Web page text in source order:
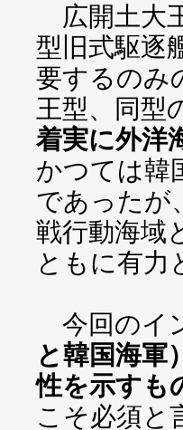
広開土大
型旧式駆逐
要するのみ
王型、同型
着実に外洋
かつては韓
であったが
戦行動海域
ともに有力
今回のイ
と韓国海軍
性を示すも
こそ必須と